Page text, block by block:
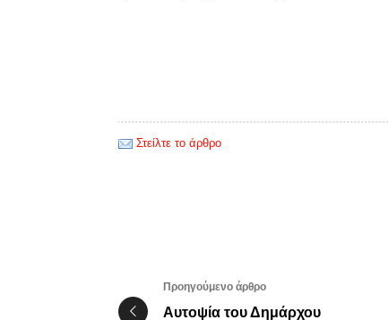
Στείλτε το άρθρο
Προηγούμενο άρθρο
Αυτοψία του Δημάρχου